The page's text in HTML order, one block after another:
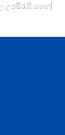
උපසිරැසි සමඟ]